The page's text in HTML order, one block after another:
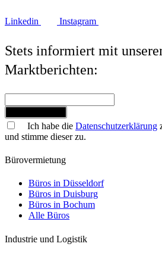
Linkedin Instagram
Stets informiert mit
Marktberichten:
Ich habe die Datenschutzerklärung
und stimme dieser zu.
Bürovermietung
Büros in Düsseldorf
Büros in Duisburg
Büros in Bochum
Alle Büros
Industrie und Logistik